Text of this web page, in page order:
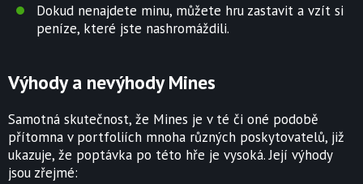
Dokud nenajdete minu, můžete hru zastavit a vzít si
peníze, které jste nashromáždili.
Výhody a nevýhody Mines
Samotná skutečnost, že Mines je v té či oné podobě
přítomna v portfoliích mnoha různých poskytovatelů, již
ukazuje, že poptávka po této hře je vysoká. Její výhody
jsou zřejmé: